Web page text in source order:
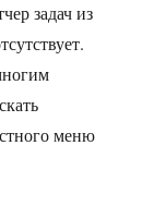
задач из
меню